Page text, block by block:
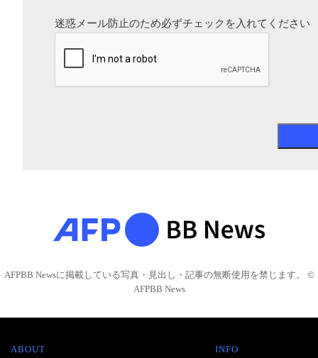
迷惑メール防止のため必ずチェックを入れてください
AFPBB Newsに掲載している写真・見出し・記事の無断使用を禁じます。 ©
AFPBB News
ABOUT INFO